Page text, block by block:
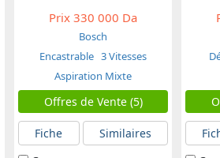
Prix 330 000 Da
Bosch
Encastrable 3 Vitesses
Aspiration Mixte
Offres de Vente (5)
Fiche
Similaires